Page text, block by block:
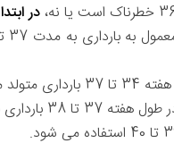
در
محسوب می شوند.
به دنیا می‌آیند.